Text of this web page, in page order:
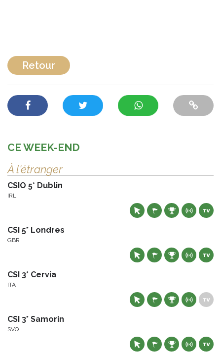
Retour
CE WEEK-END
À l'étranger
CSIO 5* Dublin
IRL
CSI 5* Londres
GBR
CSI 3* Cervia
ITA
CSI 3* Samorin
SVQ